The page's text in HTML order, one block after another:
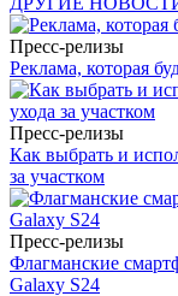
Пресс-релизы
Реклама, которая
Пресс-релизы
Как выбрать и
за участком
Пресс-релизы
Флагманские
Galaxy S24